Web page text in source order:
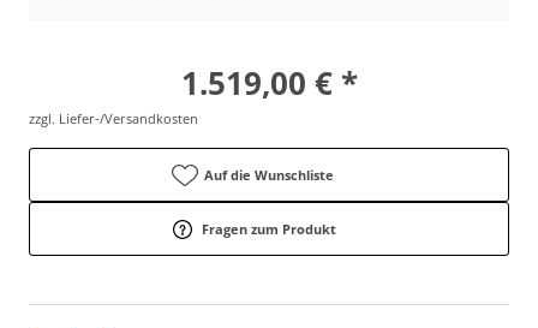
1.519,00 € *
zzgl. Liefer-/Versandkosten
Auf die Wunschliste
Fragen zum Produkt